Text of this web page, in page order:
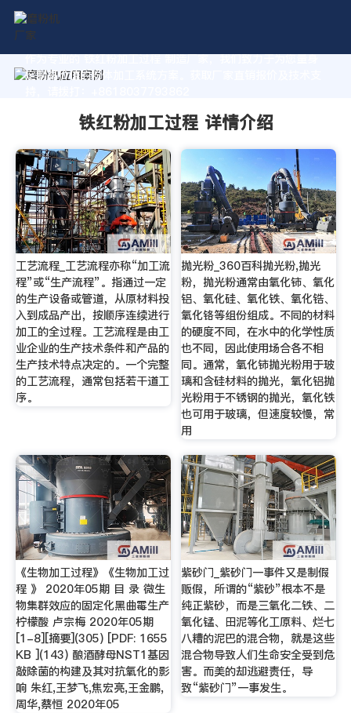
作为专业的 铁红粉加工过程 制造厂家，我们致力于为您量身
定制高价值的粉体加工系统方案。获取厂家直销报价及技术支
铁红粉加工过程 详情介绍
工艺流程_工艺流程亦称“加工流
程”或“生产流程”。指通过一定
的生产设备或管道，从原材料投
入到成品产出，按顺序连续进行
加工的全过程。工艺流程是由工
业企业的生产技术条件和产品的
生产技术特点决定的。一个完整
的工艺流程，通常包括若干道工
序。
抛光粉_360百科抛光粉,抛光
粉，抛光粉通常由氧化铈、氧化
铝、氧化硅、氧化铁、氧化锆、
氧化铬等组份组成。不同的材料
的硬度不同，在水中的化学性质
也不同，因此使用场合各不相
同。通常，氧化铈抛光粉用于玻
璃和含硅材料的抛光，氧化铝抛
光粉用于不锈钢的抛光，氧化铁
也可用于玻璃，但速度较慢，常
用
《生物加工过程》《生物加工过
程 》 2020年05期 目 录 微生
物集群效应的固定化黑曲霉生产
柠檬酸 卢宗梅 2020年05期
[1-8][摘要](305) [PDF: 1655
KB ](143) 酿酒酵母NST1基因
敲除菌的构建及其对抗氧化的影
响 朱红,王梦飞,焦宏亮,王金鹏,
周华,蔡恒 2020年05
紫砂门_紫砂门一事件又是制假
贩假，所谓的“紫砂”根本不是
纯正紫砂，而是三氧化二铁、二
氧化锰、田泥等化工原料、烂七
八糟的泥巴的混合物，就是这些
混合物导致人们生命安全受到危
害。而美的却逃避责任，导
致“紫砂门”一事发生。